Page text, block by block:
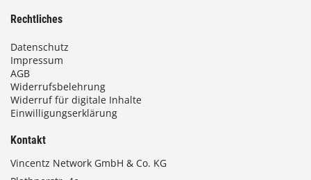
Rechtliches
Datenschutz
Impressum
AGB
Widerrufsbelehrung
Widerruf für digitale Inhalte
Einwilligungserklärung
Kontakt
Vincentz Network GmbH & Co. KG